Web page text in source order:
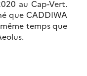
au Cap-Vert.
que CADDIWA
temps que